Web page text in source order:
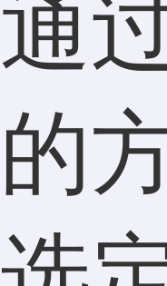
通
的